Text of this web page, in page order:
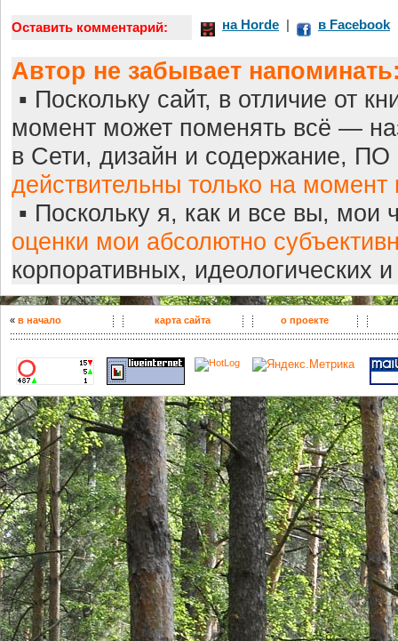
Оставить комментарий: на Horde в Facebook
Автор не забывает
▪ Поскольку сайт, в отличие от
момент может поменять всё —
в Сети, дизайн и содержание, ПО
действительны только на момент
▪ Поскольку я, как и все вы, мои
оценки мои абсолютно
корпоративных, идеологических
« в начало карта сайта о проекте